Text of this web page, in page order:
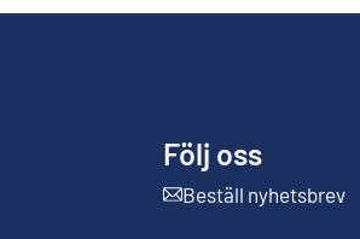
Följ oss
Beställ nyhetsbrev
Extern länk